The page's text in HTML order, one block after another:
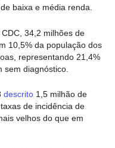
baixa e média renda.
CDC, 34,2 milhões de
10,5% da população dos
representando 21,4%
diagnóstico.
descrito 1,5 milhão de
de incidência de
velhos do que em